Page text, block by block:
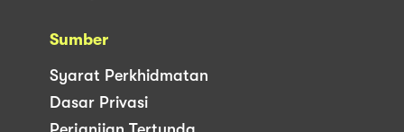
Sumber
Syarat Perkhidmatan
Dasar Privasi